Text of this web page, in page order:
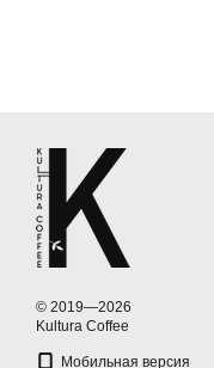
© 2019—2026
Kultura Coffee
Мобильная версия